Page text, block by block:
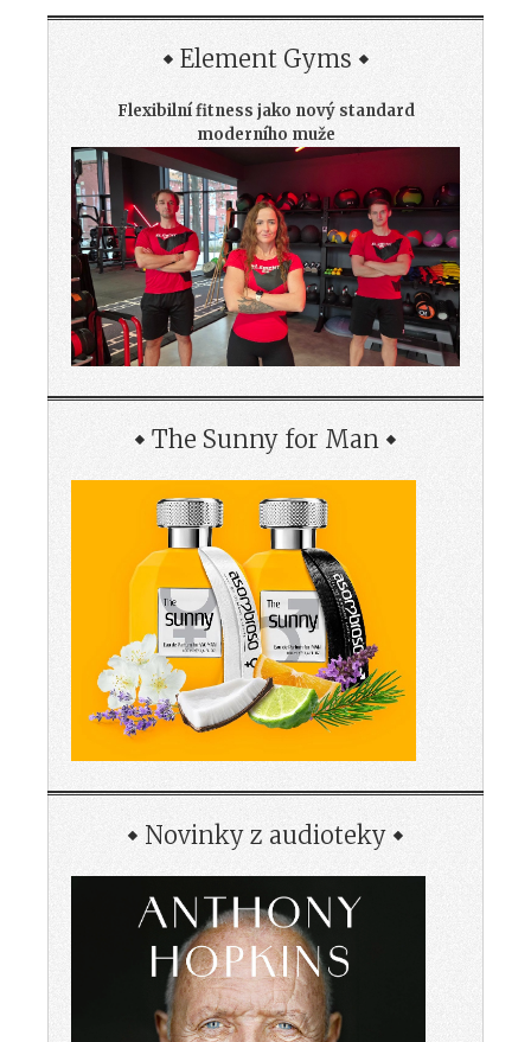
Element Gyms
Flexibilní fitness jako nový standard
moderního muže
The Sunny for Man
Novinky z audioteky